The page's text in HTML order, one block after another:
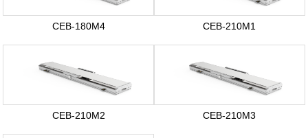
CEB-180M4 CEB-210M1
CEB-210M2 CEB-210M3